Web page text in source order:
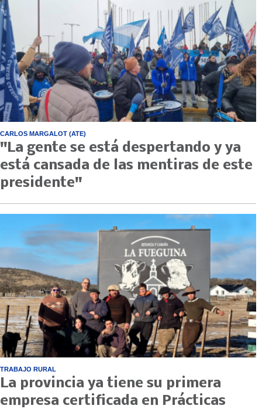
CARLOS MARGALOT (ATE)
"La gente se está despertando y ya
está cansada de las mentiras de este
presidente"
TRABAJO RURAL
La provincia ya tiene su primera
empresa certificada en Prácticas